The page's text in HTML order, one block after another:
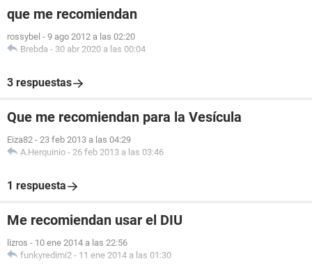
que me recomiendan
rossybel - 9 ago 2012 a las 02:20
Brebda - 30 abr 2020 a las 00:04
3 respuestas
Que me recomiendan para la Vesícula
Eiza82 - 23 feb 2013 a las 04:29
A.Herquinio - 26 feb 2013 a las 03:46
1 respuesta
Me recomiendan usar el DIU
lizros - 10 ene 2014 a las 22:56
funkyredimi2 - 11 ene 2014 a las 01:30